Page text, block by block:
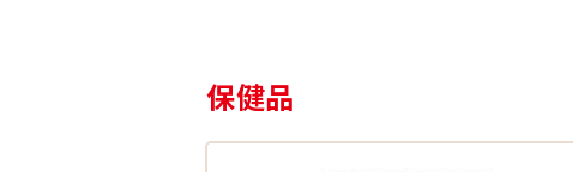
保健品